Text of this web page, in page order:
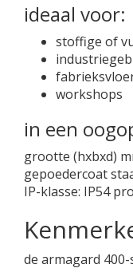
ideaal voor:
stoffige of
workshops
in een
grootte (hxbxd)
gepoedercoat
IP-klasse: IP54
de armagard